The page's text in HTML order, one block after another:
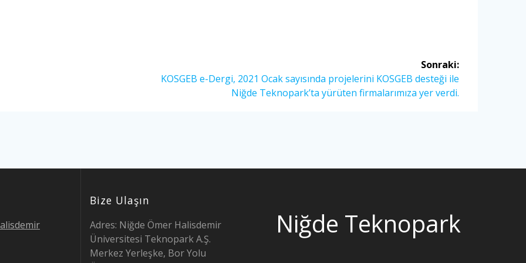
Sonraki:
Sonraki
KOSGEB e-Dergi, 2021 Ocak sayısında projelerini KOSGEB desteği ile
Niğde Teknopark’ta yürüten firmalarımıza yer verdi.
Bize Ulaşın
Adres: Niğde Ömer Halisdemir
Üniversitesi Teknopark A.Ş.
Merkez Yerleşke, Bor Yolu
Niğde Teknopark